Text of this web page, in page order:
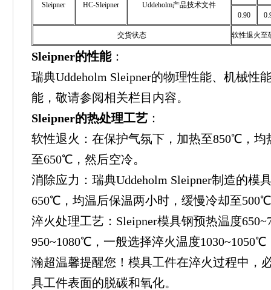
Sleipner HC-Sleipner Uddeholm产品技术文件
0.90
交货状态 软性退火至
Sleipner的性能：
瑞典Uddeholm Sleipner的物理性能、机械性
能，敬请参阅相关栏目内容。
Sleipner的热处理工艺 ：
软性退火：在保护气氛下，加热至850℃，
至650℃，然后空冷。
消除应力：瑞典Uddeholm Sleipner制造的模
650℃，均温后保温两小时，缓慢冷却至
淬火处理工艺：Sleipner模具钢预热温度
950~1080℃，一般选择淬火温度
瀚超温馨提醒您！模具工件在淬火过程中，
具工件表面的脱碳和氧化。